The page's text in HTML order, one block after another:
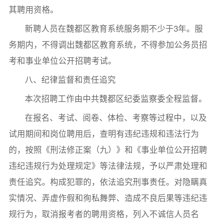
其聘用资格。
新聘人员在魏都区教育系统服务期不少于3年。服
务期内，不得调出魏都区教育系统，不得参加公务员招
考和事业单位公开招聘考试。
八、纪律监督和责任追究
本次招聘工作由中共魏都区纪委监察委全程监督。
在报名、考试、阅卷、体检、考察等过程中，以及
试用期间和岗位聘用后，查明有违纪违规和违法行为
的，按照《刑法修正案（九）》和《事业单位公开招聘
违纪违规行为处理规定》等法律法规，予以严肃处理和
责任追究。构成犯罪的，依法追究刑事责任。对隐瞒真
实情况、弄虚作假和徇私舞弊、造成不良后果等违纪违
规行为，取消报考者的聘用资格，列入不诚信人员名